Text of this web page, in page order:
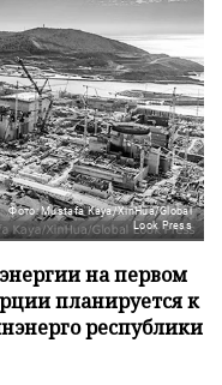
Фото: Mustafa Kaya/XinHua/Global
Look Press
на первом
планируется к
республики